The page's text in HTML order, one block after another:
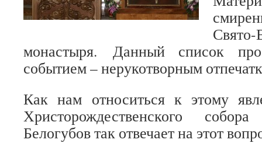
Свято-
монастыря. Данный список
событием – нерукотворным
Как нам относиться к этому
Христорождественского
Белогубов так отвечает на этот